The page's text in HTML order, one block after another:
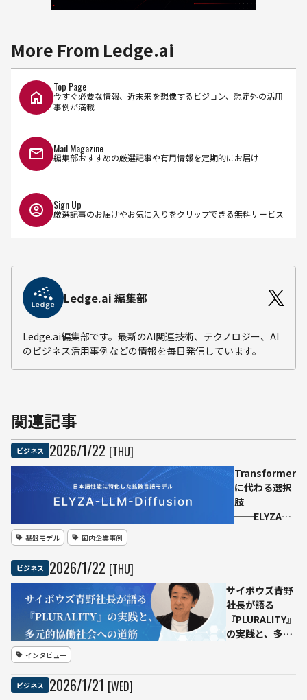
More From Ledge.ai
Top Page
今すぐ必要な情報、近未来を想像するビジョン、想定外の活用
事例が満載
Mail Magazine
編集部おすすめの厳選記事や有用情報を定期的にお届け
Sign Up
厳選記事のお届けやお気に入りをクリップできる無料サービス
Ledge.ai 編集部
Ledge.ai編集部です。最新のAI関連技術、テクノロジー、AI
のビジネス活用事例などの情報を毎日発信しています。
関連記事
ビジネス 2026/1/22 [THU]
Transformer
に代わる選択
肢
──ELYZA、
LLM-
Diffusion」
を商用利用可
能な形で公開
基盤モデル 国内企業事例
ビジネス 2026/1/22 [THU]
サイボウズ青野
社長が語る
『PLURALITY』
の実践と、多元
インタビュー
ビジネス 2026/1/21 [WED]